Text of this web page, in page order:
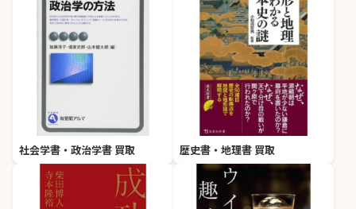
社会学書・政治学書 買取 歴史書・地理書 買取